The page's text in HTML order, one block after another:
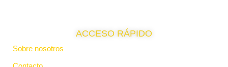
ACCESO RÁPIDO
Sobre nosotros